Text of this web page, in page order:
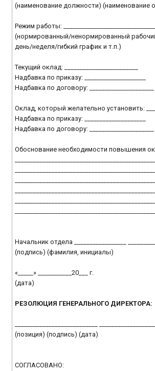
(наименование должности) (наименование
Режим работы:
(нормированный/ненормированный
день/неделя/гибкий график и т.п.)
Текущий оклад: ________________________
Надбавка по приказу: ____________________
Надбавка по договору: _____________________
Оклад, который желательно установить:
Надбавка по приказу: ____________________
Надбавка по договору: _____________________
Обоснование необходимости повышения
Начальник отдела _________________
(подпись) (фамилия, инициалы)
«_____» ___________20___ г.
(дата)
РЕЗОЛЮЦИЯ ГЕНЕРАЛЬНОГО ДИРЕКТОРА:
___________________________
(позиция) (подпись) (дата)
СОГЛАСОВАНО: